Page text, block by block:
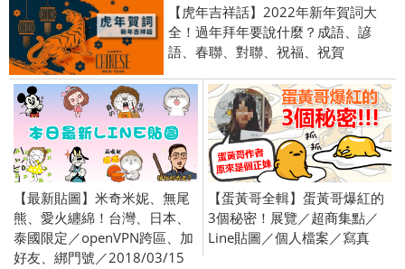
【虎年吉祥話】2022年新年賀詞大
全！過年拜年要說什麼？成語、諺
語、春聯、對聯、祝福、祝賀
【最新貼圖】米奇米妮、無尾
熊、愛火纏綿！台灣、日本、
泰國限定／openVPN跨區、加
好友、綁門號／2018/03/15
【蛋黃哥全輯】蛋黃哥爆紅的
3個秘密！展覽／超商集點／
Line貼圖／個人檔案／寫真